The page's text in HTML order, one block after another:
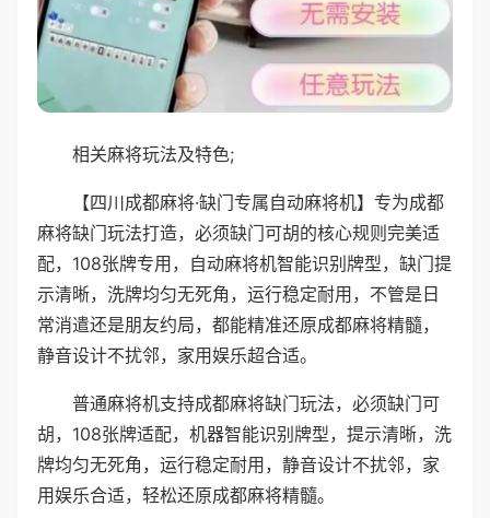
相关麻将玩法及特色;
【四川成都麻将·缺门专属自动麻将机】专为成都
麻将缺门玩法打造，必须缺门可胡的核心规则完美适
配，108张牌专用，自动麻将机智能识别牌型，缺门提
示清晰，洗牌均匀无死角，运行稳定耐用，不管是日
常消遣还是朋友约局，都能精准还原成都麻将精髓，
静音设计不扰邻，家用娱乐超合适。
普通麻将机支持成都麻将缺门玩法，必须缺门可
胡，108张牌适配，机器智能识别牌型，提示清晰，洗
牌均匀无死角，运行稳定耐用，静音设计不扰邻，家
用娱乐合适，轻松还原成都麻将精髓。